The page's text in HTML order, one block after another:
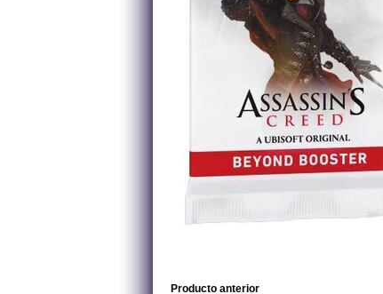
Producto anterior